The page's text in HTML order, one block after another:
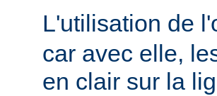
L'utilisation de
car avec elle,
en clair sur la